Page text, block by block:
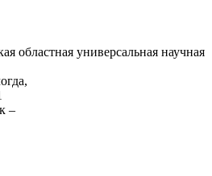
областная универсальная научная
–